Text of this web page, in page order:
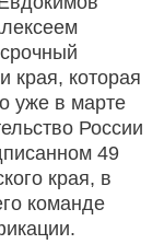
края, которая
уже в марте
России
49
края, в
команде